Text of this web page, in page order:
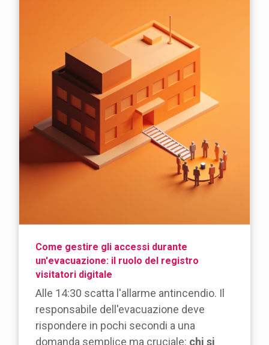
Come gestire gli accessi durante
un'evacuazione: il ruolo del registro
visitatori digitale
Alle 14:30 scatta l'allarme antincendio. Il
responsabile dell'evacuazione deve
rispondere in pochi secondi a una
domanda semplice ma cruciale: chi si